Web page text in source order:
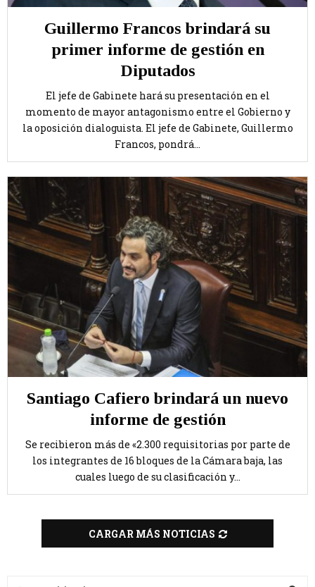
Guillermo Francos brindará su
primer informe de gestión en
Diputados
El jefe de Gabinete hará su presentación en el
momento de mayor antagonismo entre el Gobierno y
la oposición dialoguista. El jefe de Gabinete, Guillermo
Francos, pondrá...
Santiago Cafiero brindará un nuevo
informe de gestión
Se recibieron más de «2.300 requisitorias por parte de
los integrantes de 16 bloques de la Cámara baja, las
cuales luego de su clasificación y...
CARGAR MÁS NOTICIAS